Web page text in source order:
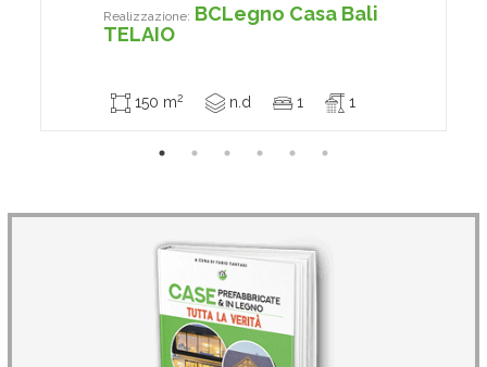
Realizzazione: BCLegno Casa Bali
TELAIO
150 m2 n.d 1 1